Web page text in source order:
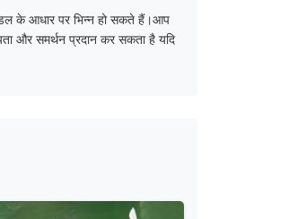
के आधार पर भिन्न हो सकते हैं।आप
और समर्थन प्रदान कर सकता है यदि